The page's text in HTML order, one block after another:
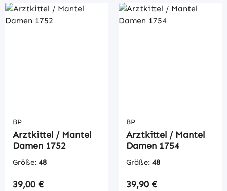
BP
Arztkittel / Mantel
Damen 1752
Größe: 48
Regulärer Preis:
39,00 €
BP
Arztkittel / Mantel
Damen 1754
Größe: 48
Regulärer Preis:
39,90 €